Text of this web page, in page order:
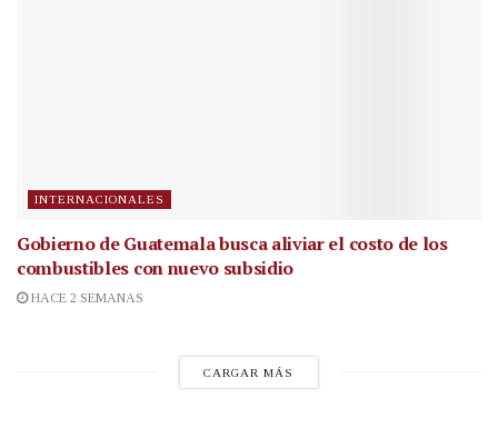
INTERNACIONALES
Gobierno de Guatemala busca aliviar el costo de los
combustibles con nuevo subsidio
HACE 2 SEMANAS
CARGAR MÁS